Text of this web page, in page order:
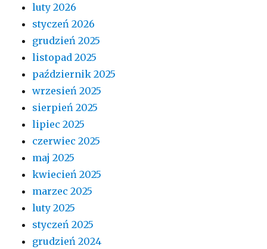
luty 2026
styczeń 2026
grudzień 2025
listopad 2025
październik 2025
wrzesień 2025
sierpień 2025
lipiec 2025
czerwiec 2025
maj 2025
kwiecień 2025
marzec 2025
luty 2025
styczeń 2025
grudzień 2024